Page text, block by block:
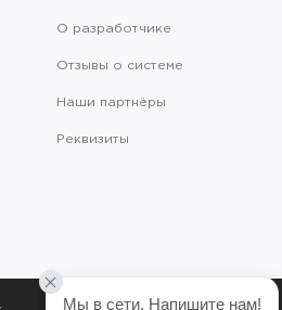
О разработчике
Отзывы о системе
Наши партнёры
Реквизиты
© 2011-2026 ООО «Учи.Про»
Мы в сети. Напишите нам!